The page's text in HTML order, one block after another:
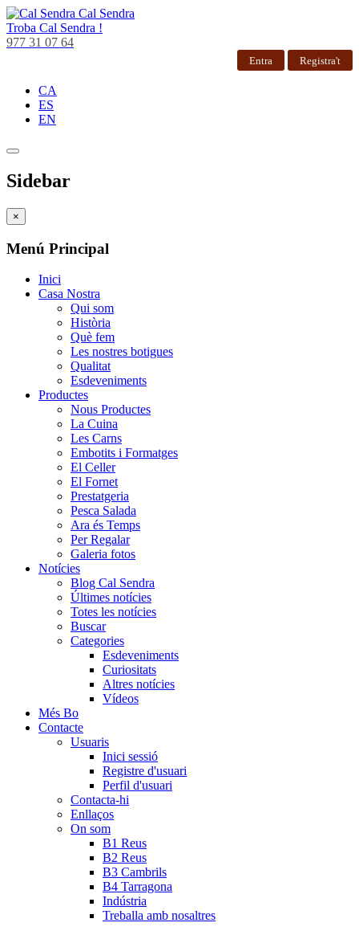
Cal Sendra
Troba Cal Sendra !
977 31 07 64
Entra Registra't
CA
ES
EN
Sidebar
×
Menú Principal
Inici
Casa Nostra
Qui som
Història
Què fem
Les nostres botigues
Qualitat
Esdeveniments
Productes
Nous Productes
La Cuina
Les Carns
Embotits i Formatges
El Celler
El Fornet
Prestatgeria
Pesca Salada
Ara és Temps
Per Regalar
Galeria fotos
Notícies
Blog Cal Sendra
Últimes notícies
Totes les notícies
Buscar
Categories
Esdeveniments
Curiositats
Altres notícies
Vídeos
Més Bo
Contacte
Usuaris
Inici sessió
Registre d'usuari
Perfil d'usuari
Contacta-hi
Enllaços
On som
B1 Reus
B2 Reus
B3 Cambrils
B4 Tarragona
Indústria
Treballa amb nosaltres